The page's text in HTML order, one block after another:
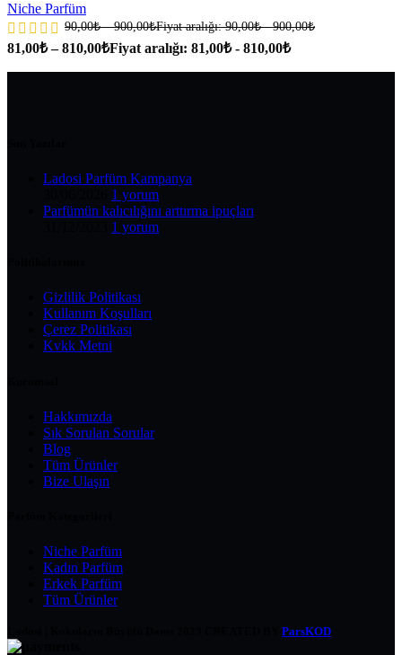
Niche Parfüm
90,00₺ –900,00₺Fiyat aralığı: 90,00₺ - 900,00₺
81,00₺ –810,00₺Fiyat aralığı: 81,00₺ - 810,00₺
Ladosi Parfüm Kampanya
1 yorum
Parfümün kalıcılığını arttırma ipuçları
1 yorum
Gizlilik Politikası
Kullanım Koşulları
Çerez Politikası
Kvkk Metni
Hakkımızda
Sık Sorulan Sorular
Blog
Tüm Ürünler
Bize Ulaşın
Niche Parfüm
Kadın Parfüm
Erkek Parfüm
Tüm Ürünler
ParsKOD